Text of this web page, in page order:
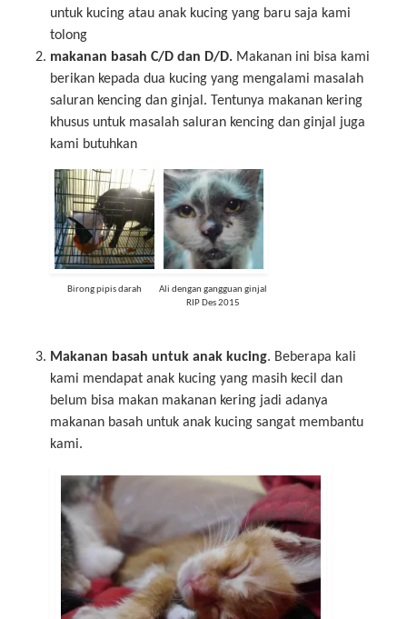
untuk kucing atau anak kucing yang baru saja kami
tolong
makanan basah C/D dan D/D. Makanan ini bisa kami
berikan kepada dua kucing yang mengalami masalah
saluran kencing dan ginjal. Tentunya makanan kering
khusus untuk masalah saluran kencing dan ginjal juga
kami butuhkan
Birong pipis darah
Ali dengan gangguan ginjal
RIP Des 2015
Makanan basah untuk anak kucing. Beberapa kali
kami mendapat anak kucing yang masih kecil dan
belum bisa makan makanan kering jadi adanya
makanan basah untuk anak kucing sangat membantu
kami.